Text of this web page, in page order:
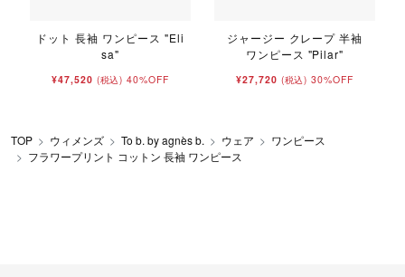
ドット 長袖 ワンピース "Eli
sa"
¥47,520 (税込) 40%OFF
ジャージー クレープ 半袖
ワンピース "Pilar"
¥27,720 (税込) 30%OFF
TOP ウィメンズ To b. by agnès b. ウェア
ワンピース
フラワープリント コットン 長袖 ワンピース